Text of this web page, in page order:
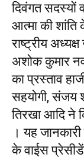
दिवंगत सदस्यों
आत्मा की शांति
राष्ट्रीय
अशोक कुमार
का प्रस्ताव
सहयोगी, संजय
तिरखा आदि ने
। यह
के वाईस